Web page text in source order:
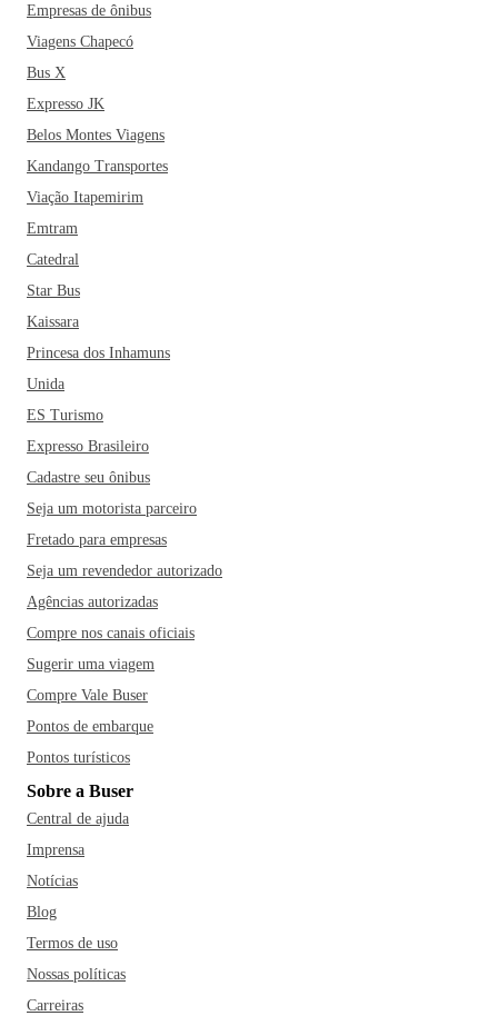
Empresas de ônibus
Viagens Chapecó
Bus X
Expresso JK
Belos Montes Viagens
Kandango Transportes
Viação Itapemirim
Emtram
Catedral
Star Bus
Kaissara
Princesa dos Inhamuns
Unida
ES Turismo
Expresso Brasileiro
Cadastre seu ônibus
Seja um motorista parceiro
Fretado para empresas
Seja um revendedor autorizado
Agências autorizadas
Compre nos canais oficiais
Sugerir uma viagem
Compre Vale Buser
Pontos de embarque
Pontos turísticos
Sobre a Buser
Central de ajuda
Imprensa
Notícias
Blog
Termos de uso
Nossas políticas
Carreiras